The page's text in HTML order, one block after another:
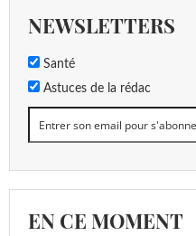
NEWSLETTERS
Santé
Astuces de la rédac
EN CE MOMENT